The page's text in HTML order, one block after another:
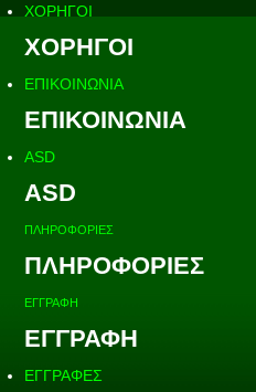
ΧΟΡΗΓΟΙ
ΧΟΡΗΓΟΙ
ΕΠΙΚΟΙΝΩΝΙΑ
ΕΠΙΚΟΙΝΩΝΙΑ
ASD
ASD
ΠΛΗΡΟΦΟΡΙΕΣ
ΠΛΗΡΟΦΟΡΙΕΣ
ΕΓΓΡΑΦΗ
ΕΓΓΡΑΦΗ
ΕΓΓΡΑΦΕΣ